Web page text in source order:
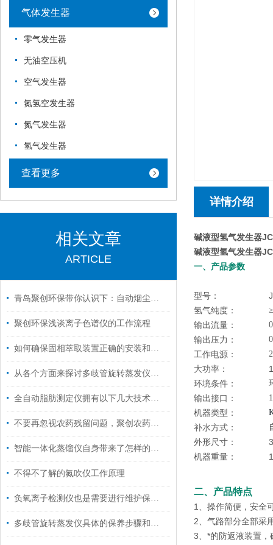
气体发生器
零气发生器
无油空压机
空气发生器
氮氢空发生器
氮气发生器
氢气发生器
查看更多
相关文章
ARTICLE
青岛聚创环保带你认识下：自动烟尘烟气测试仪
聚创环保浅谈离子色谱仪的工作流程
如何确保固相萃取装置正确的安装和有效运行呢？
从各个方面来探讨多歧管旋转蒸发仪的技术特点
全自动脂肪测定仪拥有以下几大技术特点
不要再忽视农药残留问题，聚创农药残留检测仪来帮您！
智能一体化蒸馏仪自身带来了怎样的技术特点呢？
不得不了解的氮吹仪工作原理
负氧离子检测仪也是需要进行维护保养的
多歧管旋转蒸发仪具体的保养步骤和注意事项
详情介绍
碱液型氢气发生器
碱液型氢气发生器
一、产品参数
型号：
氢气纯度：
输出流量：
输出压力：
工作电源：
大功率：
环境条件：
输出接口：
机器类型：
补水方式：
外形尺寸：
机器重量：
二、产品特点
1、操作简便，安全
2、气路部分全部采
3、*的防返液装置